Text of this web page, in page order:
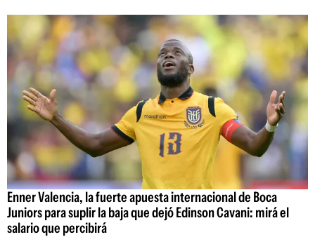
Enner Valencia, la fuerte apuesta internacional de Boca
Juniors para suplir la baja que dejó Edinson Cavani: mirá el
salario que percibirá